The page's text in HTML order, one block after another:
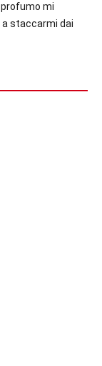
mi
a staccarmi dai